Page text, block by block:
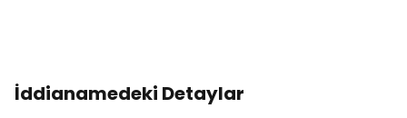
İddianamedeki Detaylar